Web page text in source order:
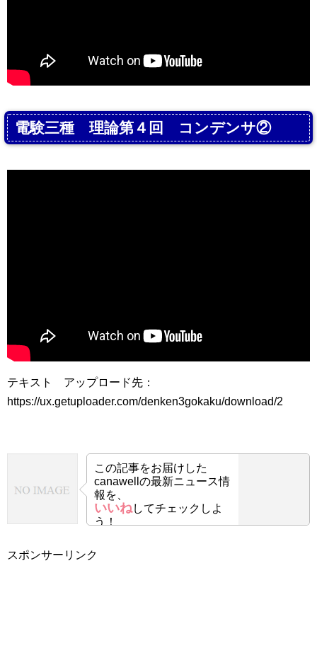
電験三種 理論第４回 コンデンサ②
テキスト アップロード先：
https://ux.getuploader.com/denken3gokaku/download/2
この記事をお届けした
canawellの最新ニュース情
報を、
いいねしてチェックしよ
う！
スポンサーリンク